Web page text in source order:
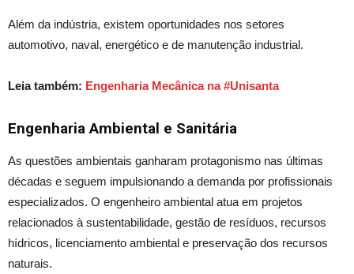
Além da indústria, existem oportunidades nos setores
automotivo, naval, energético e de manutenção industrial.
Leia também: Engenharia Mecânica na #Unisanta
Engenharia Ambiental e Sanitária
As questões ambientais ganharam protagonismo nas últimas
décadas e seguem impulsionando a demanda por profissionais
especializados. O engenheiro ambiental atua em projetos
relacionados à sustentabilidade, gestão de resíduos, recursos
hídricos, licenciamento ambiental e preservação dos recursos
naturais.